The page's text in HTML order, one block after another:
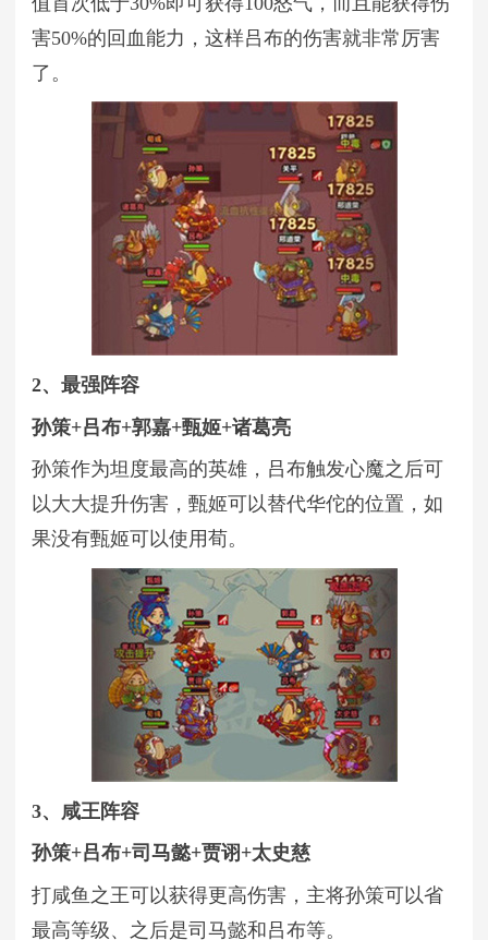
害50%的回血能力，这样吕布的伤害就非常厉害
了。
2、最强阵容
孙策+吕布+郭嘉+甄姬+诸葛亮
孙策作为坦度最高的英雄，吕布触发心魔之后可
以大大提升伤害，甄姬可以替代华佗的位置，如
果没有甄姬可以使用荀。
3、咸王阵容
孙策+吕布+司马懿+贾诩+太史慈
打咸鱼之王可以获得更高伤害，主将孙策可以省
最高等级、之后是司马懿和吕布等。